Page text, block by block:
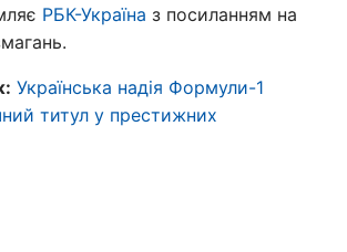
РБК-Україна з посиланням на
Українська надія Формули-1
титул у престижних